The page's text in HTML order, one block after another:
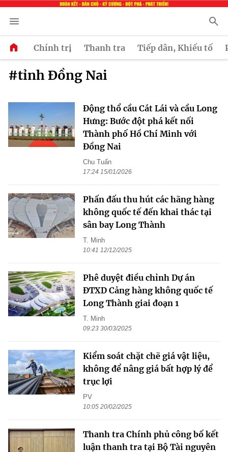
Chính trị Thanh tra Tiếp dân, Khiếu tố
#tỉnh Đồng Nai
Động thổ cầu Cát Lái và cầu Long
Hưng: Bước đột phá kết nối
Thành phố Hồ Chí Minh với
Đồng Nai
Chu Tuấn
17:24 15/01/2026
Phấn đấu thu hút các hãng hàng
không quốc tế đến khai thác tại
sân bay Long Thành
T. Minh
10:41 12/12/2025
Phê duyệt điều chỉnh Dự án
ĐTXD Cảng hàng không quốc tế
Long Thành giai đoạn 1
T. Minh
09:23 30/03/2025
Kiểm soát chặt chẽ giá vật liệu,
không để nâng giá bất hợp lý để
trục lợi
PV
10:05 20/02/2025
Thanh tra Chính phủ công bố kết
luận thanh tra tại Bộ Tài nguyên